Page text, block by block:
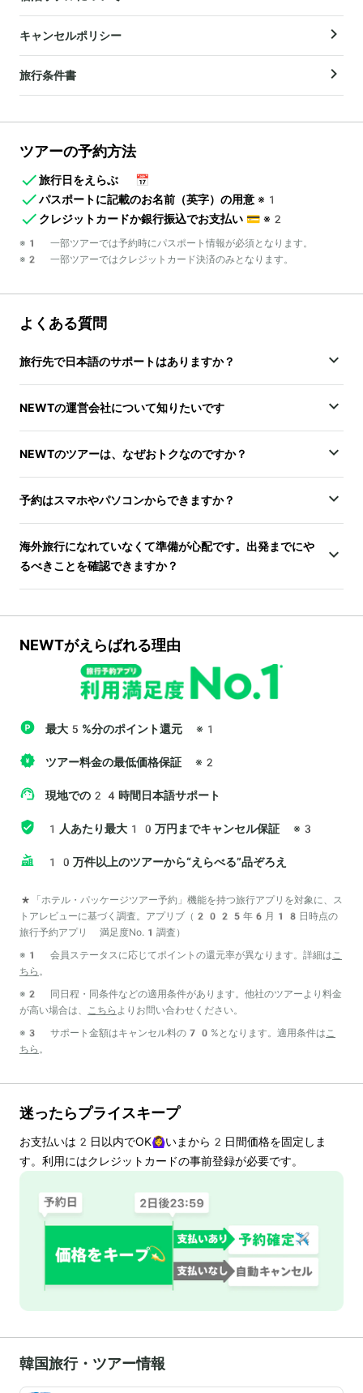
キャンセルポリシー
旅行条件書
ツアーの予約方法
旅行日をえらぶ
📅
パスポートに記載のお名前（英字）の用意 ※1
クレジットカードか銀行振込でお支払い 💳 ※2
※1 一部ツアーでは予約時にパスポート情報が必須となります。
※2 一部ツアーではクレジットカード決済のみとなります。
よくある質問
旅行先で日本語のサポートはありますか？
NEWTの運営会社について知りたいです
NEWTのツアーは、なぜおトクなのですか？
予約はスマホやパソコンからできますか？
海外旅行になれていなくて準備が心配です。出発までにや
るべきことを確認できますか？
NEWTがえらばれる理由
最大5%分のポイント還元 ※1
ツアー料金の最低価格保証 ※2
現地での24時間日本語サポート
1人あたり最大10万円までキャンセル保証 ※3
10万件以上のツアーから“えらべる”品ぞろえ
*「ホテル・パッケージツアー予約」機能を持つ旅行アプリを対象に、ス
トアレビューに基づく調査。アプリブ（2025年6月18日時点の
旅行予約アプリ 満足度No.1調査）
※1 会員ステータスに応じてポイントの還元率が異なります。詳細は こ
ちら 。
※2 同日程・同条件などの適用条件があります。他社のツアーより料金
が高い場合は、
こちら よりお問い合わせください。
※3 サポート金額はキャンセル料の70%となります。適用条件は こ
ちら 。
迷ったらプライスキープ
お支払いは 2 日以内でOK🙆‍♀️いまから 2 日間価格を固定しま
す。利用にはクレジットカードの事前登録が必要です。
韓国旅行・ツアー情報